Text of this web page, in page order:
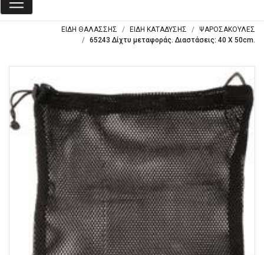
ΕΙΔΗ ΘΑΛΑΣΣΗΣ ΕΙΔΗ ΚΑΤΑΔΥΣΗΣ
ΨΑΡΟΣΑΚΟΥΛΕΣ
65243 Δίχτυ μεταφοράς. Διαστάσεις: 40 Χ 50cm.